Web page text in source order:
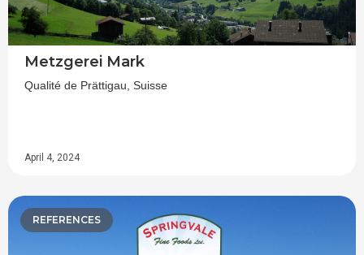
Metzgerei Mark
Qualité de Prättigau, Suisse
April 4, 2024
REFERENCES